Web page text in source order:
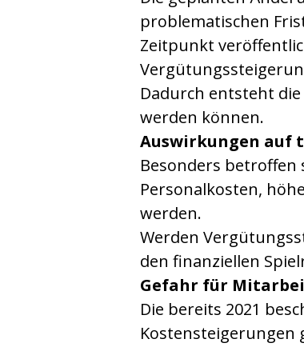
problematischen
Zeitpunkt
Dadurch entsteht
werden können.
Auswirkungen auf
Besonders
Personalkosten,
werden.
Werden
den finanziellen
Gefahr für
Die bereits 2021
Kostensteigerungen